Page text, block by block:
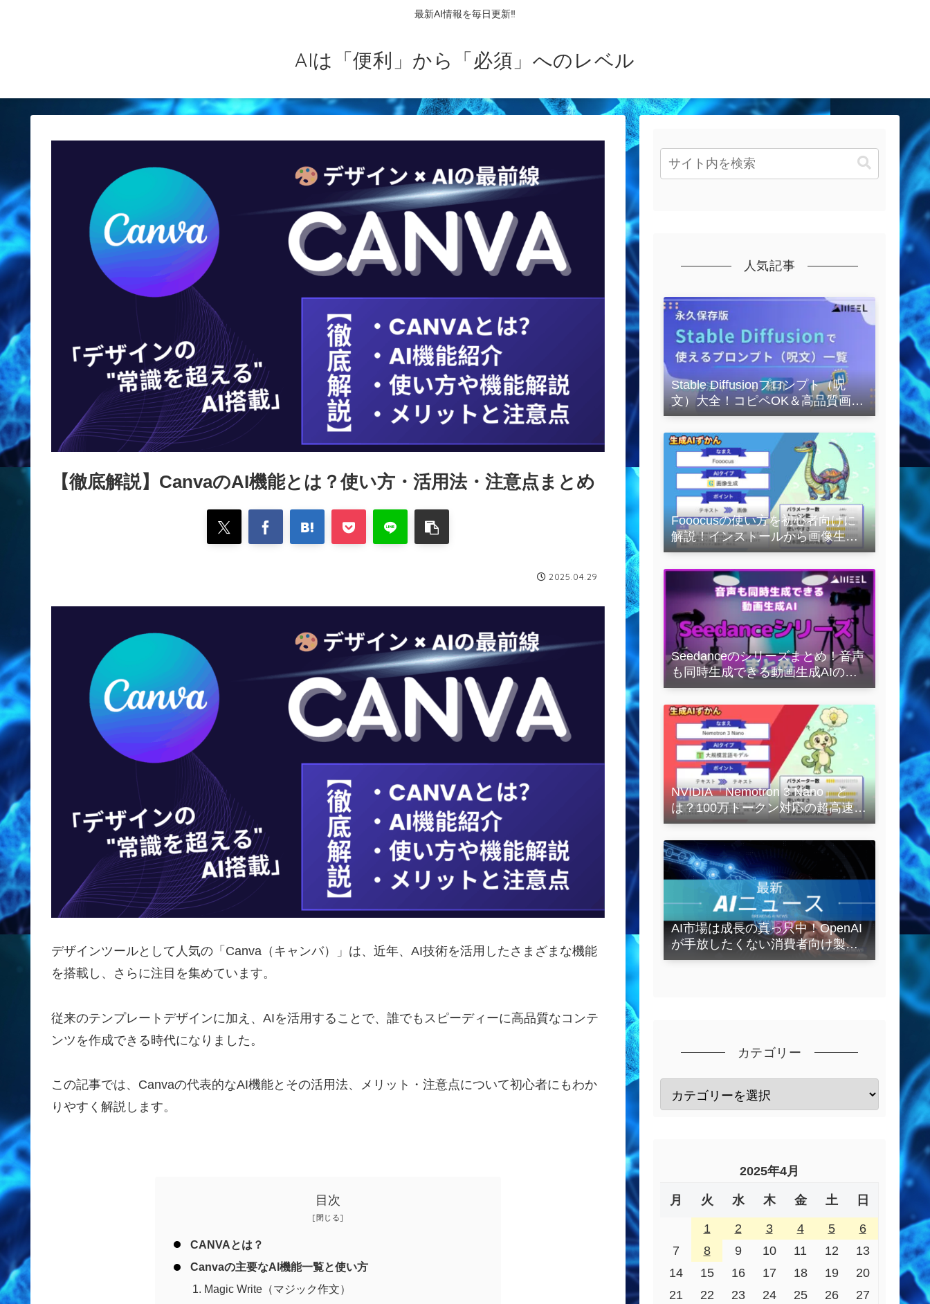
最新AI情報を毎日更新‼
AIは「便利」から「必須」へのレベル
【徹底解説】CanvaのAI機能とは？使い方・活用法・注意点まとめ
2025.04.29
デザインツールとして人気の「Canva（キャンバ）」は、近年、AI技術を活用したさまざまな機能
を搭載し、さらに注目を集めています。
従来のテンプレートデザインに加え、AIを活用することで、誰でもスピーディーに高品質なコンテ
ンツを作成できる時代になりました。
この記事では、Canvaの代表的なAI機能とその活用法、メリット・注意点について初心者にもわか
りやすく解説します。
目次
CANVAとは？
Canvaの主要なAI機能一覧と使い方
Magic Write（マジック作文）
人気記事
Stable Diffusionプロンプト（呪
文）大全！コピペOK＆高品質画像
を作るコツの完全保存版
Fooocusの使い方を初心者向けに
解説！インストールから画像生成
の実践まで紹介
Seedanceのシリーズまとめ！音声
も同時生成できる動画生成AIの全
容を解説
NVIDIA「Nemotron 3 Nano」と
は？100万トークン対応の超高速
LLMを徹底解説
AI市場は成長の真っ只中！OpenAI
が手放したくない消費者向け製品
とは？
カテゴリー
2025年4月
月 火 水 木 金 土 日
1 2 3 4 5
6
7
8 9 10 11 12
13
14
15 16 17 18 19
20
21
22 23 24 25 26
27